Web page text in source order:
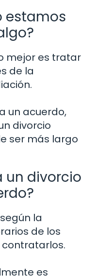
estamos
mejor es tratar
de la
un acuerdo,
divorcio
ser más largo
un divorcio
la
de los
es